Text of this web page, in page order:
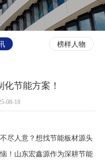
榜样人物
节能方案！
08-18
尽人意？想找节能板材源头
！山东宏鑫源作为深耕节能